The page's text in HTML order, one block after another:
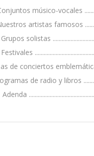
músico-vocales
artistas famosos
Grupos solistas
Festivales
de conciertos emblemáticas
de radio y libros
Adenda